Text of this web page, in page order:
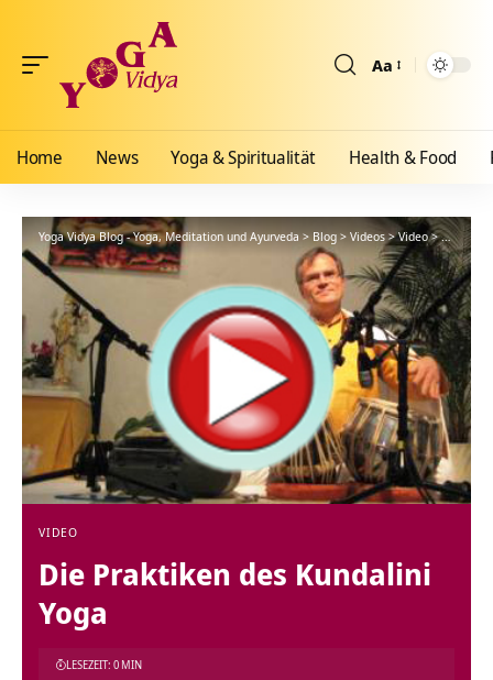
Aa
Home News Yoga & Spiritualität Health & Food
Yoga Vidya Blog - Yoga, Meditation und Ayurveda> Blog > Videos>Video>Die
VIDEO
Die Praktiken des Kundalini
Yoga
LESEZEIT: 0 MIN